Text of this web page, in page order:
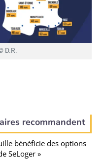
D.R.
recommandent
bénéficie des options
SeLoger »